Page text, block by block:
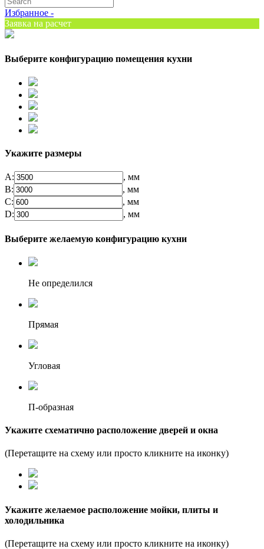
Избранное -
Заявка на расчет
Выберите конфигурацию помещения кухни
Укажите размеры
А:
, мм
B:
, мм
C:
, мм
D:
, мм
Выберите желаемую конфигурацию кухни
Не определился
Прямая
Угловая
П-образная
Укажите схематично расположение дверей и окна
(Перетащите на схему или просто кликните на иконку)
Укажите желаемое расположение мойки, плиты и
холодильника
(Перетащите на схему или просто кликните на иконку)